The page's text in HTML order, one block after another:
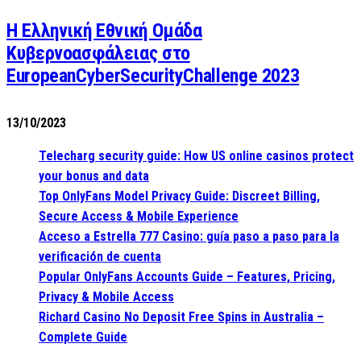
Η Ελληνική Εθνική Ομάδα
Κυβερνοασφάλειας στο
EuropeanCyberSecurityChallenge 2023
13/10/2023
Telecharg security guide: How US online casinos protect
your bonus and data
Top OnlyFans Model Privacy Guide: Discreet Billing,
Secure Access & Mobile Experience
Acceso a Estrella 777 Casino: guía paso a paso para la
verificación de cuenta
Popular OnlyFans Accounts Guide – Features, Pricing,
Privacy & Mobile Access
Richard Casino No Deposit Free Spins in Australia –
Complete Guide